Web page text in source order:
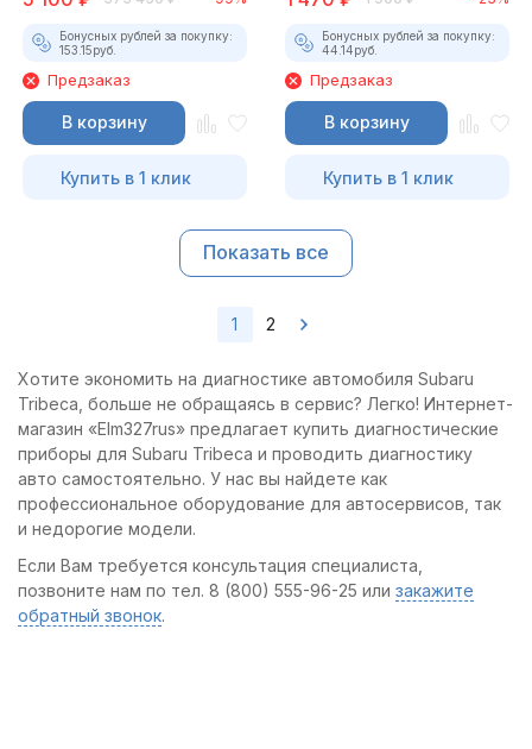
Бонусных рублей за покупку:
153.15руб.
Предзаказ
В корзину
Купить в 1 клик
Бонусных рублей за покупку:
44.14руб.
Предзаказ
В корзину
Купить в 1 клик
Показать все
1 2
Хотите экономить на диагностике автомобиля Subaru
Tribeca, больше не обращаясь в сервис? Легко! Интернет-
магазин «Elm327rus» предлагает купить диагностические
приборы для Subaru Tribeca и проводить диагностику
авто самостоятельно. У нас вы найдете как
профессиональное оборудование для автосервисов, так
и недорогие модели.
Если Вам требуется консультация специалиста,
позвоните нам по тел. 8 (800) 555-96-25 или закажите
обратный звонок.